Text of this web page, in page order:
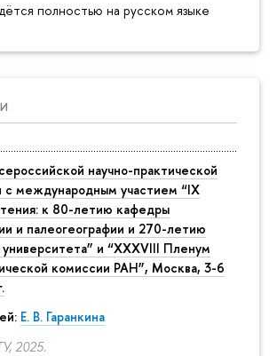
полностью на русском языке
научно-практической
с международным участием “IX
к 80-летию кафедры
и палеогеографии и 270-летию
и “XXXVIII Пленум
комиссии РАН”, Москва, 3-6
Е. В. Гаранкина
2025.